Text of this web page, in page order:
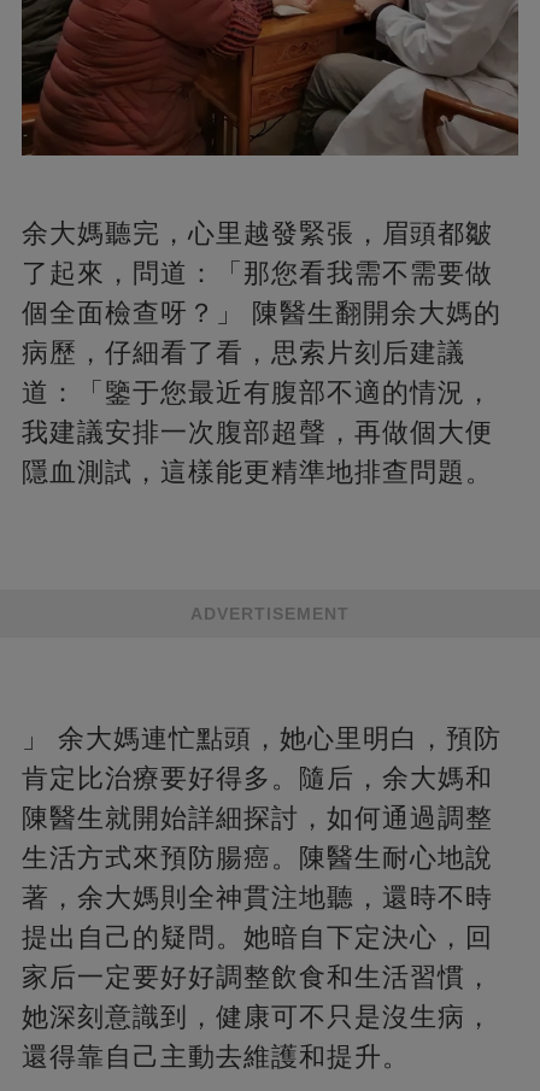
余大媽聽完，心里越發緊張，眉頭都皺
了起來，問道：「那您看我需不需要做
個全面檢查呀？」 陳醫生翻開余大媽的
病歷，仔細看了看，思索片刻后建議
道：「鑒于您最近有腹部不適的情況，
我建議安排一次腹部超聲，再做個大便
隱血測試，這樣能更精準地排查問題。
ADVERTISEMENT
」 余大媽連忙點頭，她心里明白，預防
肯定比治療要好得多。隨后，余大媽和
陳醫生就開始詳細探討，如何通過調整
生活方式來預防腸癌。陳醫生耐心地說
著，余大媽則全神貫注地聽，還時不時
提出自己的疑問。她暗自下定決心，回
家后一定要好好調整飲食和生活習慣，
她深刻意識到，健康可不只是沒生病，
還得靠自己主動去維護和提升。